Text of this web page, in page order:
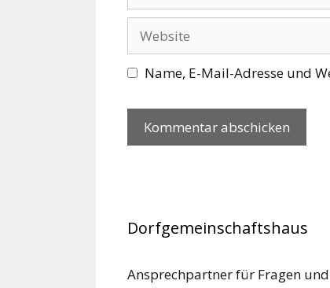
Website
Name, E-Mail-Adresse und
Dorfgemeinschaftshaus
Ansprechpartner für Fragen